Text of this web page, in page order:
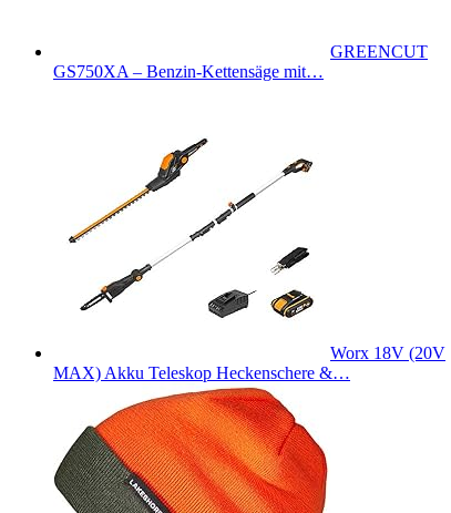
GREENCUT
GS750XA – Benzin-Kettensäge mit…
Worx 18V (20V
MAX) Akku Teleskop Heckenschere &…